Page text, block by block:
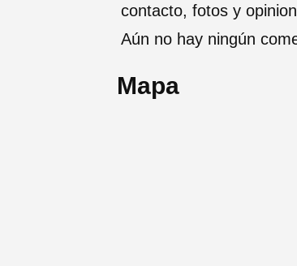
contacto, fotos y
Aún no hay ningún
Mapa